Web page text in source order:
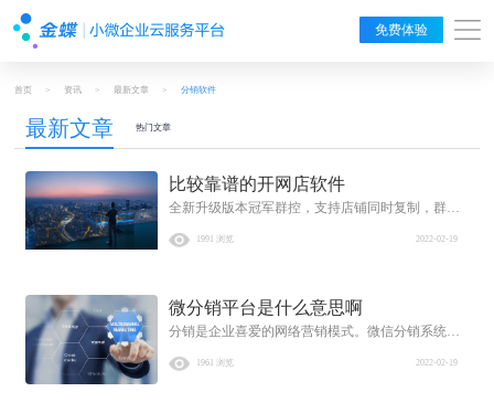
免费体验
首页 > 资讯 > 最新文章 > 分销软件
最新文章 热门文章
比较靠谱的开网店软件
全新升级版本冠军群控，支持店铺同时复制，群控
量，访客，交易额等生意参谋数据。除了直接把软
2022-02-19
1991 浏览
微分销平台是什么意思啊
分销是企业喜爱的网络营销模式。微信分销系统是
品，并迅速提高品牌知名度和影响力。这是一个高
2022-02-19
1961 浏览